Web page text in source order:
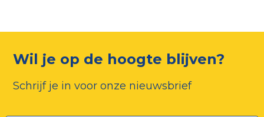
Wil je op de hoogte blijven?
Schrijf je in voor onze nieuwsbrief